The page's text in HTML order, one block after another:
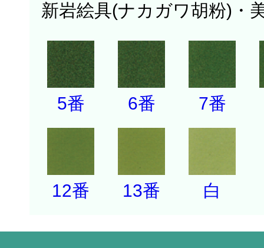
新岩絵具(ナカガワ胡粉)
5番 6番 7番
12番 13番 白